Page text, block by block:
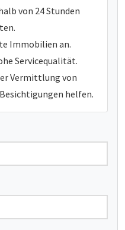
von 24 Stunden
Immobilien an.
Servicequalität.
Vermittlung von
helfen.